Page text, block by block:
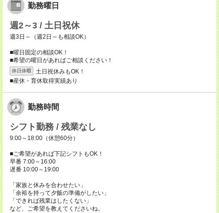
勤務曜日
週2～3 / 土日祝休
週3日～（週2日～も相談OK）
■曜日固定の相談OK！
■希望の曜日があればご相談ください！
休日休暇
土日祝休みもOK！
■産休・育休取得実績あり
勤務時間
シフト勤務 / 残業なし
9:00～18:00（休憩60分）
■ご希望があれば下記シフトもOK！
早番 7:00～16:00
遅番 10:00～19:00
「家族と休みを合わせたい」
「余裕を持って夕飯の準備がしたい」
「できれば残業はしたくない」
など、ご希望を教えてくださいね。